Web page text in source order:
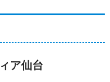
ア仙台